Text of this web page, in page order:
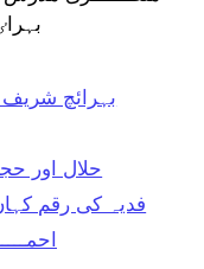
بہراٸچ
بہرائچ شریف
حلال اور
فدیہ کی رقم کہاں